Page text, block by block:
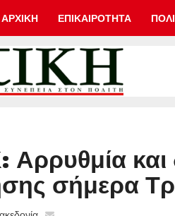
ΑΡΧΙΚΗ ΕΠΙΚΑΙΡΟΤΗΤΑ
και
σήμερα